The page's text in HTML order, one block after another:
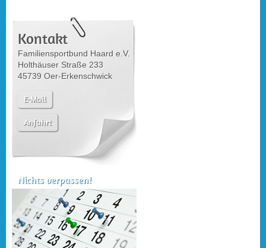
Kontakt
Familiensportbund Haard e.V.
Holthäuser Straße 233
45739 Oer-Erkenschwick
E-Mail
Anfahrt
Nichts verpassen!